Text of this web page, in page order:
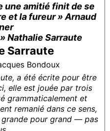
une amitié finit de se
et la fureur » Arnaud
Nathalie Sarraute
Sarraute
Bondoux
écrite pour être
elle est jouée par trois
grammaticalement et
remanié dans ce sens,
grande pour grand — pas